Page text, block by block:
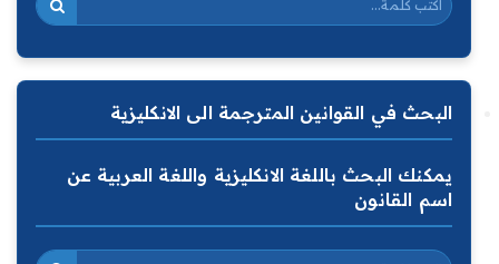
البحث في القوانين المترجمة الى الانكليزية
يمكنك البحث باللغة الانكليزية واللغة العربية عن
اسم القانون